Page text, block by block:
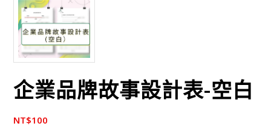
企業品牌故事設計表-空白
NT$100